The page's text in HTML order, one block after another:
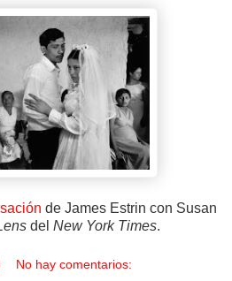
de James Estrin con Susan
del New York Times.
No hay comentarios: